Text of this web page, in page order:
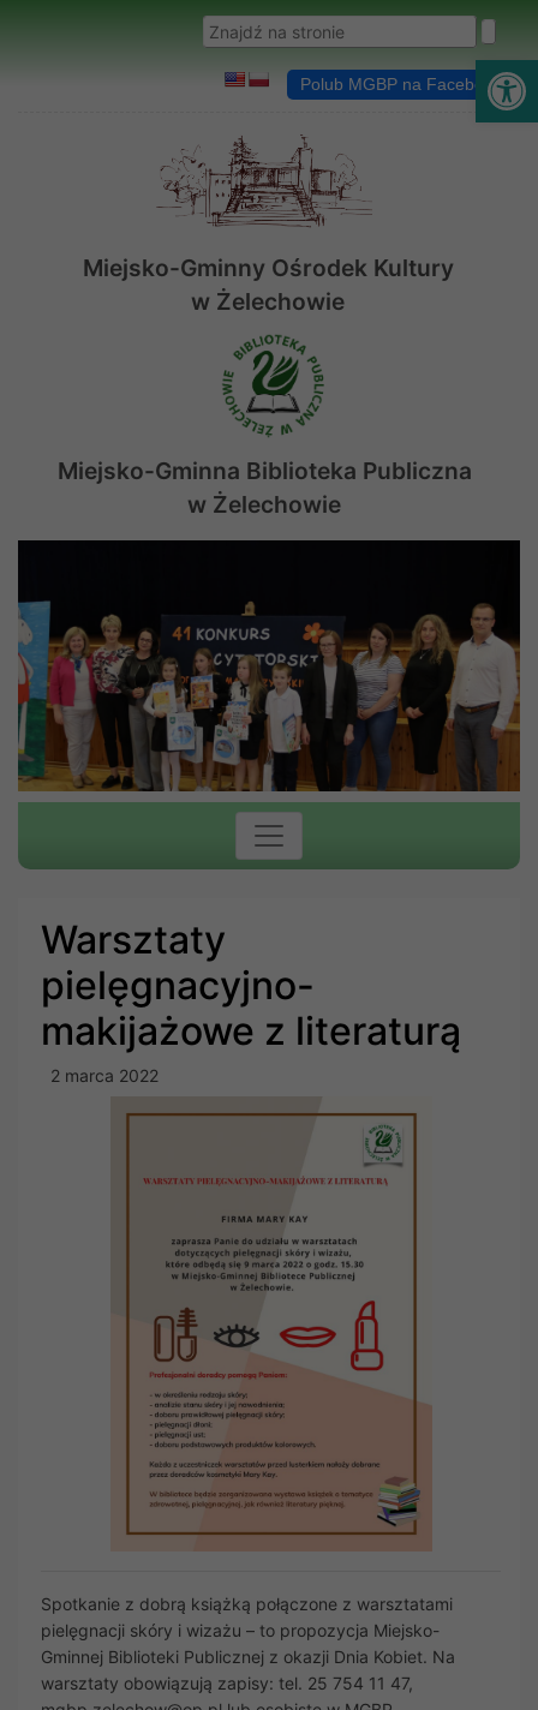
Wyszukaj w serwisie
Polub MGBP na Facebooku
Miejsko-Gminny Ośrodek Kultury
w Żelechowie
Miejsko-Gminna Biblioteka Publiczna
w Żelechowie
Warsztaty
pielęgnacyjno-
makijażowe z literaturą
2 marca 2022
Spotkanie z dobrą książką połączone z warsztatami
pielęgnacji skóry i wizażu – to propozycja Miejsko-
Gminnej Biblioteki Publicznej z okazji Dnia Kobiet. Na
warsztaty obowiązują zapisy: tel. 25 754 11 47,